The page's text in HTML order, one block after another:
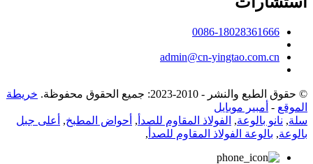
0086-18028361666
admin@cn-yingtao.com.cn
© حقوق الطبع والنشر - 2010-2023: جميع الحقوق محفوظة.
خريطة
الموقع - أمبير موبايل
سلة, نانو بالوعة, الفولاذ المقاوم للصدأ , أحواض المطبخ,
أعلى جبل
بالوعة, بالوعة الفولاذ المقاوم للصدأ ,